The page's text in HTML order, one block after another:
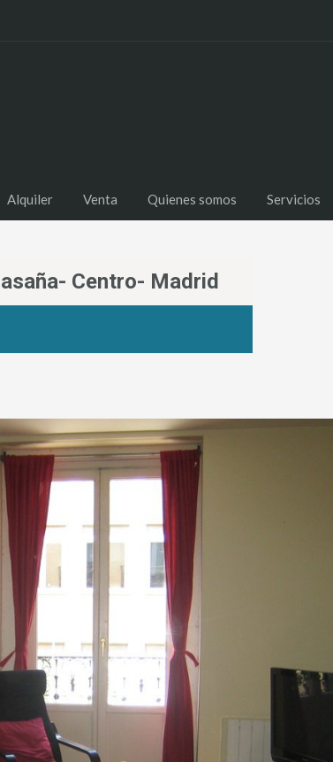
Alquiler Venta Quienes somos Servicios
Centro- Madrid